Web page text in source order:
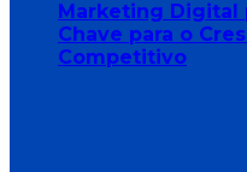
Marketing Digital
Chave para o
Competitivo